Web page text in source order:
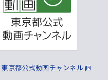
東京都公式動画チャンネル